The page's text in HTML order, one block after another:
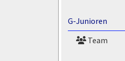
G-Junioren
Team